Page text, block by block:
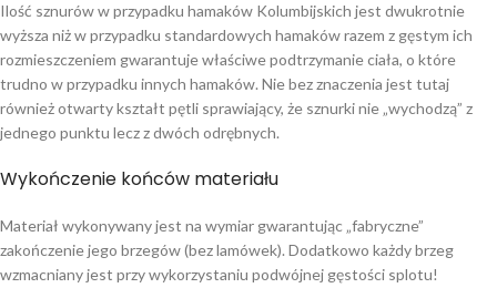
Ilość sznurów w przypadku hamaków Kolumbijskich jest dwukrotnie
wyższa niż w przypadku standardowych hamaków razem z gęstym ich
rozmieszczeniem gwarantuje właściwe podtrzymanie ciała, o które
trudno w przypadku innych hamaków. Nie bez znaczenia jest tutaj
również otwarty kształt pętli sprawiający, że sznurki nie „wychodzą” z
jednego punktu lecz z dwóch odrębnych.
Wykończenie końców materiału
Materiał wykonywany jest na wymiar gwarantując „fabryczne”
zakończenie jego brzegów (bez lamówek). Dodatkowo każdy brzeg
wzmacniany jest przy wykorzystaniu podwójnej gęstości splotu!